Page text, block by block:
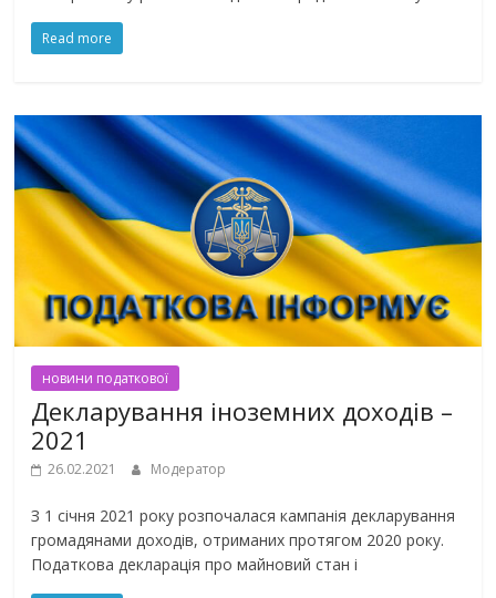
Read more
новини податкової
Декларування іноземних доходів –
2021
26.02.2021 Модератор
З 1 січня 2021 року розпочалася кампанія декларування
громадянами доходів, отриманих протягом 2020 року.
Податкова декларація про майновий стан і